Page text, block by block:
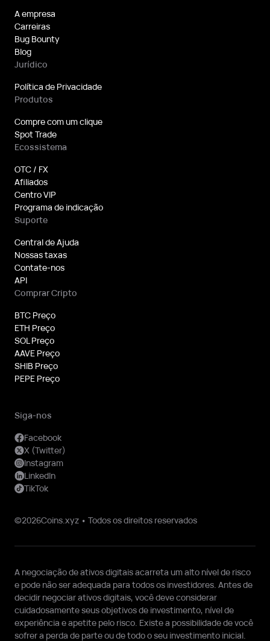
A empresa
Carreiras
Bug Bounty
Blog
Jurídico
Política de Privacidade
Produtos
Compre com um clique
Spot Trade
Ecossistema
OTC / FX
Afiliados
Centro VIP
Programa de indicação
Suporte
Central de Ajuda
Nossas taxas
Contate-nos
API
Comprar Cripto
BTC Preço
ETH Preço
SOL Preço
AAVE Preço
SHIB Preço
PEPE Preço
©2026Coins.xyz • Todos os direitos reservados
Siga-nos
Facebook
X (Twitter)
Instagram
LinkedIn
TikTok
A negociação de ativos digitais acarreta um alto nível de risco
e pode não ser adequada para todos os investidores. Antes de
decidir negociar ativos digitais, você deve considerar
cuidadosamente seus objetivos de investimento, nível de
experiência e apetite pelo risco. Existe a possibilidade de você
sofrer a perda de parte ou de todo o seu investimento inicial.